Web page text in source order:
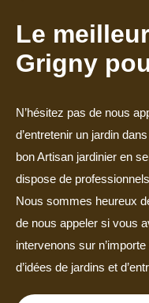
Le
Grigny
N’hésitez pas de nous
d’entretenir un jardin
bon Artisan jardinier en
dispose de
Nous sommes heureux
de nous appeler si vous
intervenons sur
d’idées de jardins et